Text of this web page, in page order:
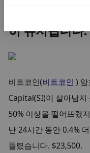
Bitcoin 가격
히 유지됩니다.
비트코인(비트코인 )
Capital(SI)이 살아남
50% 이상을 떨어뜨렸
난 24시간 동안 0.4%
들렸습니다. $23,500.